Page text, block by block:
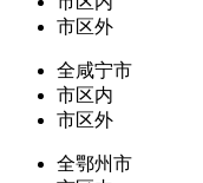
市区外
全咸宁市
市区内
市区外
全鄂州市